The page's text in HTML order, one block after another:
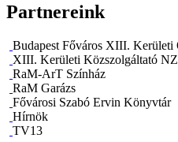
Partnereink
Budapest Főváros XIII. Kerületi
XIII. Kerületi Közszolgáltató
RaM-ArT Színház
RaM Garázs
Fővárosi Szabó Ervin Könyvtár
Hírnök
TV13